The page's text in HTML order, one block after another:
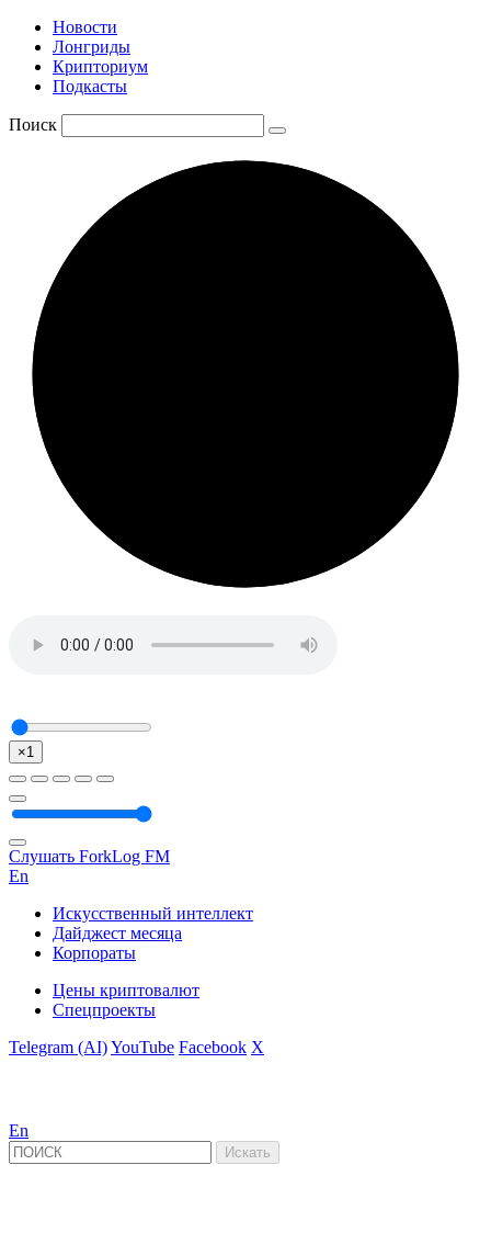
Новости
Лонгриды
Крипториум
Подкасты
Поиск
×1
Слушать ForkLog FM
En
Искусственный интеллект
Дайджест месяца
Корпораты
Цены криптовалют
Спецпроекты
Telegram (AI)YouTube Facebook X
En